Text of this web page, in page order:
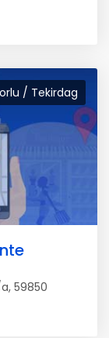
/ Tekirdag
59850